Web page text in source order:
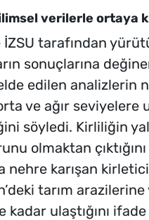
verilerle ortaya
İZSU tarafından
sonuçlarına
edilen analizlerin
ve ağır seviyelere
söyledi. Kirliliğin
olmaktan
nehre karışan
tarım
kadar ulaştığını